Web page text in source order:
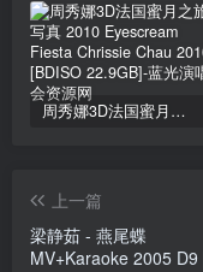
周秀娜3D法国蜜月之旅写真 2010 Eyescream Fiesta Chrissie Chau 2010 [BDISO 22.9GB]
上一篇
梁静茹 - 燕尾蝶
MV+Karaoke 2005 D9